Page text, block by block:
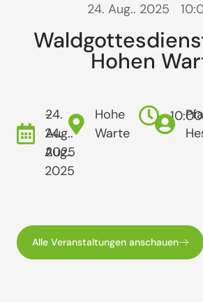
24. Aug.. 2025
Hohen
24.
Aug..
2025
-
24.
Aug..
2025
Hohe
Warte
10:00
Alle Veranstaltungen anschauen